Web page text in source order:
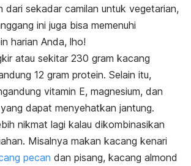
dari sekadar camilan untuk vegetarian,
ini juga bisa memenuhi
harian Anda, lho!
atau sekitar 230 gram kacang
12 gram protein. Selain itu,
vitamin E, magnesium, dan
dapat menyehatkan jantung.
nikmat lagi kalau dikombinasikan
Misalnya makan kacang kenari
pecan dan pisang, kacang almond